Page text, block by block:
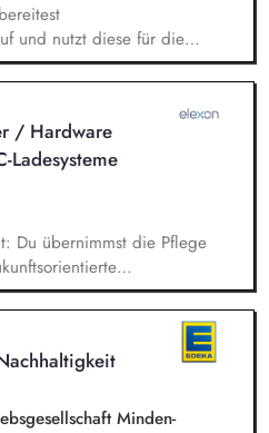
und nutzt diese für die
Weiterentwicklung unseres
Berichtsstandards
und Weiterentwicklung
(CCF) unterstützt du
Team Maßnahmen zur
ökologische
und Maßnahmen mit
sowie Erfolgskontrolle.
Projektmanagement bei
Windenergie, Photovoltaik,
Zukunftsthemen der
/ Hardware
Du übernimmst die Pflege
Ladesystem-Portfolios.
Du analysierst und sammelst
Heften und stimmst sie
elektrischer Anlagen:
Minden-